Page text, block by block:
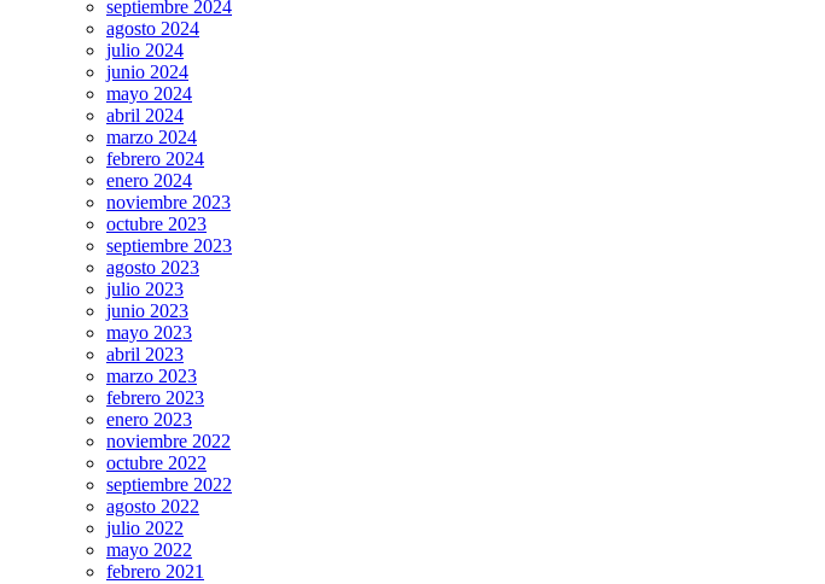
septiembre 2024
agosto 2024
julio 2024
junio 2024
mayo 2024
abril 2024
marzo 2024
febrero 2024
enero 2024
noviembre 2023
octubre 2023
septiembre 2023
agosto 2023
julio 2023
junio 2023
mayo 2023
abril 2023
marzo 2023
febrero 2023
enero 2023
noviembre 2022
octubre 2022
septiembre 2022
agosto 2022
julio 2022
mayo 2022
febrero 2021